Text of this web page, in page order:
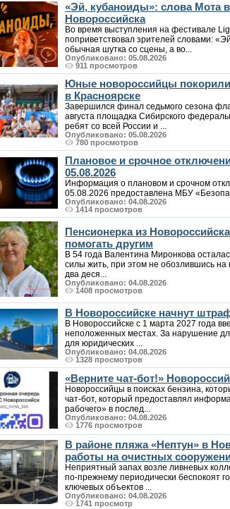
«Эй, кубаноиды»: слова Мота
Новороссийска
Во время выступления на фестивале
поприветствовал зрителей словами:
обычная шутка со сцены, а во...
Опубликовано: 05.08.2026
911 просмотров
Юные новороссийцы
в Красноярске
Завершился финал седьмого сезона
августа площадка Сибирского
ребят со всей России и ...
Опубликовано: 05.08.2026
780 просмотров
Плановое и срочное
05.08.2026
Информация о плановом и срочном
05.08.2026 предоставлена МБУ
Опубликовано: 04.08.2026
1414 просмотров
Пенсионерка из
помогать другим
В 54 года Валентина Миронкова
силы жить, при этом не обозлившись на
два деся...
Опубликовано: 04.08.2026
1408 просмотров
В Новороссийске начнут
В Новороссийске с 1 марта 2027 года
неположенных местах. За нарушение
для юридических ...
Опубликовано: 04.08.2026
1328 просмотров
«Верните чат-бот!»
Новороссийцы в поисках бензина,
чат-бот, который предоставлял
рабочего» в послед...
Опубликовано: 04.08.2026
1776 просмотров
В районе пляжа «Нептун» в
работы на очистных
Неприятный запах возле ливневых
по-прежнему периодически беспокоят
ключевых объектов ...
Опубликовано: 04.08.2026
1741 просмотр